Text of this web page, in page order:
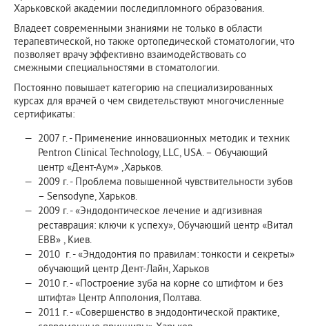
Харьковской академии последипломного образования.
Владеет современными знаниями не только в области
терапевтической, но также ортопедической стоматологии, что
позволяет врачу эффективно взаимодействовать со
смежными специальностями в стоматологии.
Постоянно повышает категорию на специализированных
курсах для врачей о чем свидетельствуют многочисленные
сертификаты:
2007 г. - Применение инновационных методик и техник
Pentron Clinical Technology, LLC, USA. – Обучающий
центр «Дент-Аум» ,Харьков.
2009 г. - Проблема повышенной чувствительности зубов
– Sensodyne, Харьков.
2009 г. - «Эндодонтическое лечение и адгизивная
реставрация: ключи к успеху», Обучающий центр «Витал
ЕВВ» , Киев.
2010 г. - «Эндодонтия по правилам: тонкости и секреты»
обучающий центр Дент-Лайн, Харьков
2010 г. - «Построение зуба на корне со штифтом и без
штифта» Центр Апполония, Полтава.
2011 г. - «Совершенство в эндодонтической практике,